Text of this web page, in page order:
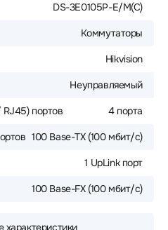
DS-3E0105P-E/M(C)
Коммутаторы
Hikvision
Неуправляемый
портов 4 порта
100 Base-TX (100 мбит/с)
1 UpLink порт
100 Base-FX (100 мбит/с)
характеристики